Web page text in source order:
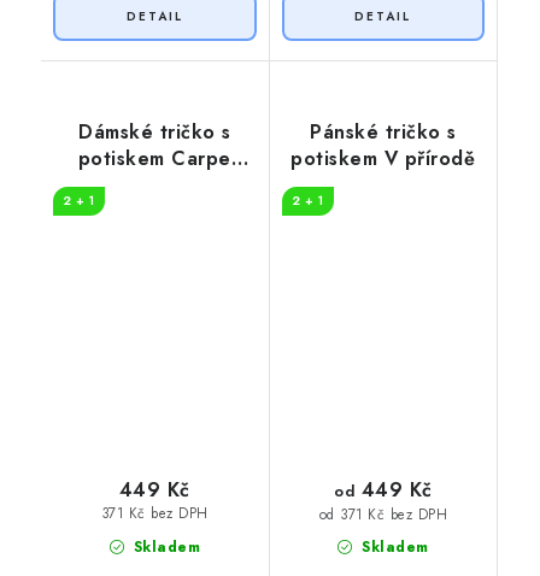
Dámské tričko s
potiskem Carpe
2 + 1
Skladem
371 Kč bez DPH
449 Kč
Pánské tričko s
potiskem V přírodě
2 + 1
Skladem
od 371 Kč bez DPH
od 449 Kč